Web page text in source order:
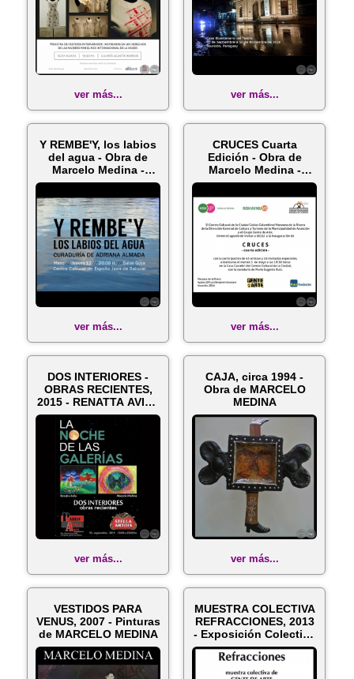
ver más... ver más...
Y REMBE'Y, los labios
del agua - Obra de
Marcelo Medina -
Curadur...
ver más...
CRUCES Cuarta
Edición - Obra de
Marcelo Medina -
Martes 3 de Mayo...
ver más...
DOS INTERIORES -
OBRAS RECIENTES,
2015 - RENATTA AVILA
- MARCELO ...
ver más...
CAJA, circa 1994 -
Obra de MARCELO
MEDINA
ver más...
VESTIDOS PARA
VENUS, 2007 - Pinturas
de MARCELO MEDINA
MUESTRA COLECTIVA
REFRACCIONES, 2013
- Exposición Colectiva
de MA...